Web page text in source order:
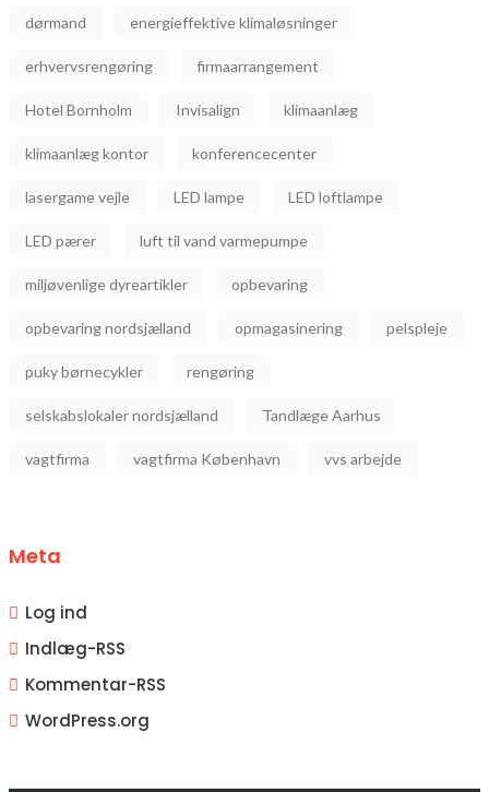
dørmand energieffektive klimaløsninger
erhvervsrengøring firmaarrangement
Hotel Bornholm Invisalign klimaanlæg
klimaanlæg kontor konferencecenter
lasergame vejle LED lampe LED loftlampe
LED pærer luft til vand varmepumpe
miljøvenlige dyreartikler opbevaring
opbevaring nordsjælland opmagasinering pelspleje
puky børnecykler rengøring
selskabslokaler nordsjælland Tandlæge Aarhus
vagtfirma vagtfirma København vvs arbejde
Meta
Log ind
Indlæg-RSS
Kommentar-RSS
WordPress.org